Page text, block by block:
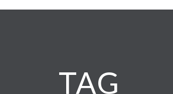
TAG